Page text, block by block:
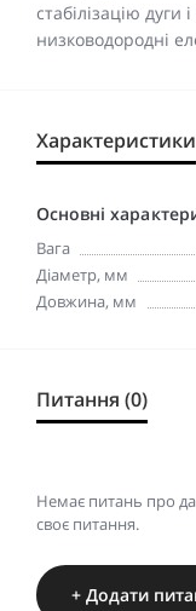
стабілізацію дуги
низководородні
Характеристики
Основні
Вага
Діаметр, мм
Довжина, мм
Питання (0)
Немає питань про
своє питання.
+ Додати